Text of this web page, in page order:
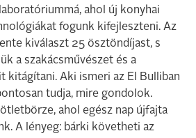
ahol új konyhai
fogunk kifejleszteni. Az
kiválaszt 25 ösztöndíjast, s
a szakácsművészet és a
kitágítani. Aki ismeri az El Bulliban
tudja, mire gondolok.
ahol egész nap újfajta
A lényeg: bárki követheti az